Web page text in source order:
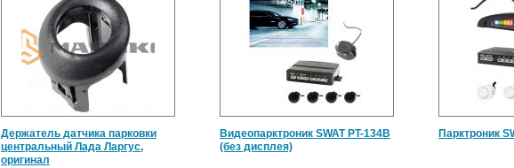
Держатель датчика парковки
центральный Лада Ларгус,
оригинал
Видеопарктроник SWAT PT-134B
(без дисплея)
Парктроник